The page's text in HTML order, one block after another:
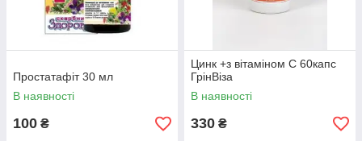
Простатафіт 30 мл
В наявності
100 ₴
Цинк +з вітаміном С 60капс
ГрінВіза
В наявності
330 ₴